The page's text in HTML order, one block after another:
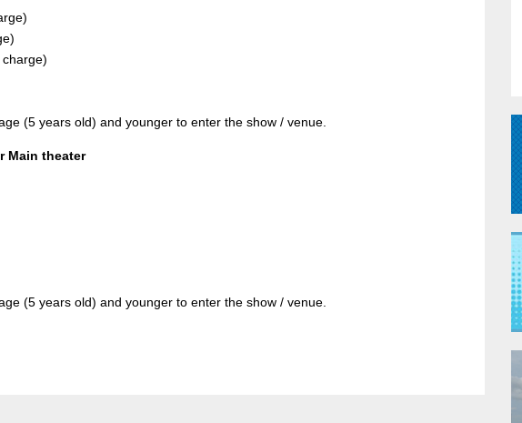
(5 years old) and younger to enter the show / venue.
Main theater
(5 years old) and younger to enter the show / venue.